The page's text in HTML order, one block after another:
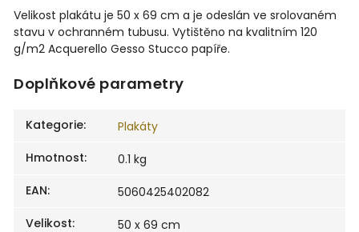
Velikost plakátu je 50 x 69 cm a je odeslán ve srolovaném
stavu v ochranném tubusu. Vytištěno na kvalitním 120
g/m2 Acquerello Gesso Stucco papíře.
Doplňkové parametry
Kategorie:
Plakáty
Hmotnost:
0.1 kg
EAN:
5060425402082
Velikost: 50 x 69 cm